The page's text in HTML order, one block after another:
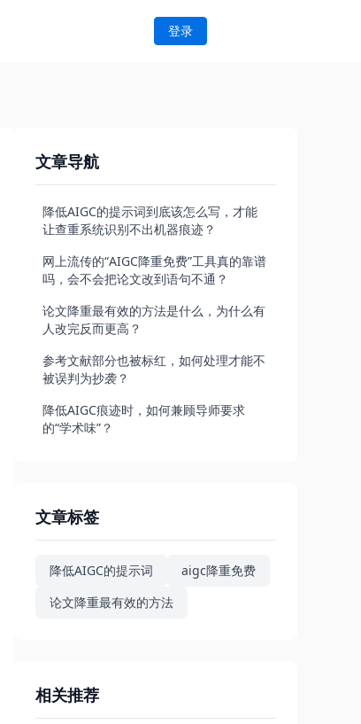
登录
文章导航
降低AIGC的提示词到底该怎么写，才能
让查重系统识别不出机器痕迹？
网上流传的“AIGC降重免费”工具真的靠谱
吗，会不会把论文改到语句不通？
论文降重最有效的方法是什么，为什么有
人改完反而更高？
参考文献部分也被标红，如何处理才能不
被误判为抄袭？
降低AIGC痕迹时，如何兼顾导师要求
的“学术味”？
文章标签
降低AIGC的提示词
aigc降重免费
论文降重最有效的方法
相关推荐